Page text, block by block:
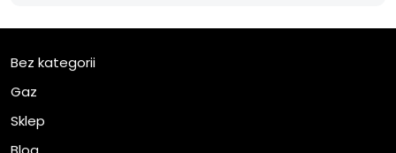
Bez kategorii
Gaz
Sklep